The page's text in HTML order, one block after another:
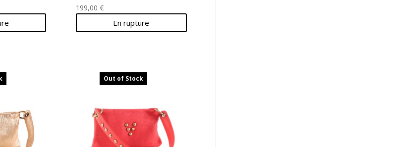
199,00 €
En rupture
Out of Stock